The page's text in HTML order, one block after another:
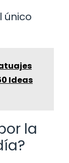
único
Ideas
la